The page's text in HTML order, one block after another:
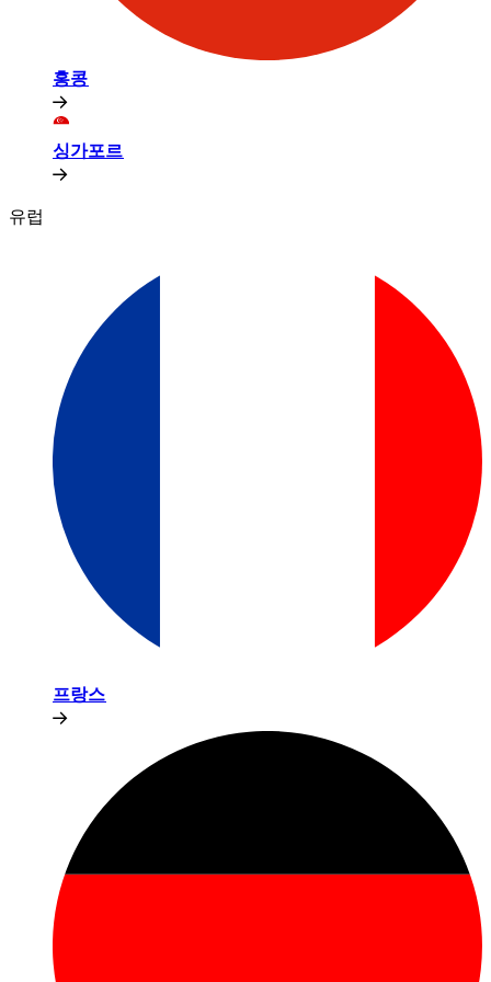
홍콩​​
싱가포르​​
유럽​​
프랑스​​